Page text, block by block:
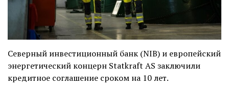
Северный инвестиционный банк (NIB) и европейский
энергетический концерн Statkraft AS заключили
кредитное соглашение сроком на 10 лет.